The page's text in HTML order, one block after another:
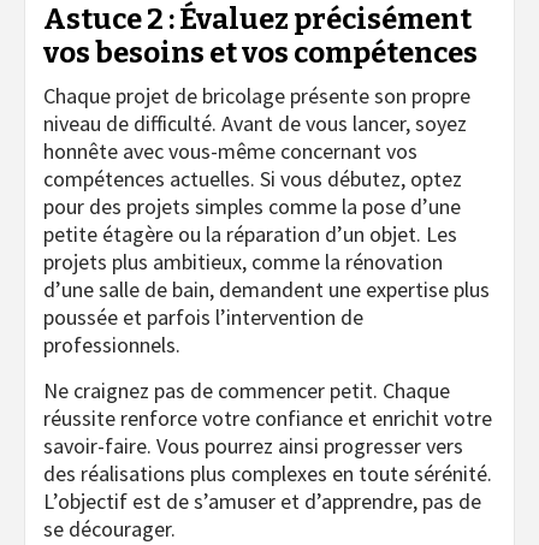
Astuce 2 : Évaluez précisément
vos besoins et vos compétences
Chaque projet de bricolage présente son propre
niveau de difficulté. Avant de vous lancer, soyez
honnête avec vous-même concernant vos
compétences actuelles. Si vous débutez, optez
pour des projets simples comme la pose d’une
petite étagère ou la réparation d’un objet. Les
projets plus ambitieux, comme la rénovation
d’une salle de bain, demandent une expertise plus
poussée et parfois l’intervention de
professionnels.
Ne craignez pas de commencer petit. Chaque
réussite renforce votre confiance et enrichit votre
savoir-faire. Vous pourrez ainsi progresser vers
des réalisations plus complexes en toute sérénité.
L’objectif est de s’amuser et d’apprendre, pas de
se décourager.